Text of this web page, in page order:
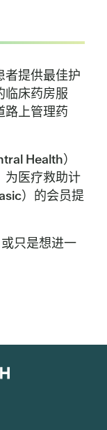
者提供最佳护
临床药房服
路上管理药
Health）
为医疗救助计
）的会员提
只是想进一